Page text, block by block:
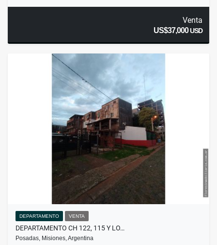
Venta
US$37,000USD
DEPARTAMENTO VENTA
DEPARTAMENTO CH 122, 115 Y LO…
Posadas, Misiones, Argentina